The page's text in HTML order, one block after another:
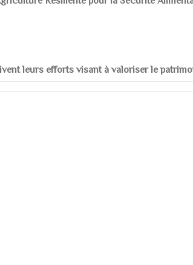
leurs efforts visant à valoriser le